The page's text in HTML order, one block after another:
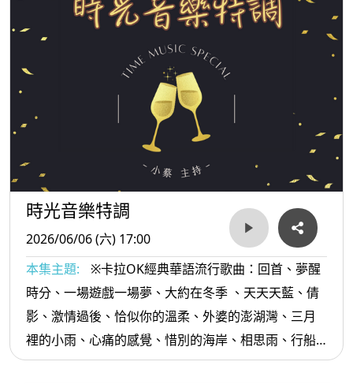
時光音樂特調
2026/06/06 (六) 17:00
本集主題:
※卡拉OK經典華語流行歌曲：回首、夢醒
時分、一場遊戲一場夢、大約在冬季 、天天天藍、倩
影、激情過後、恰似你的溫柔、外婆的澎湖灣、三月
裡的小雨、心痛的感覺、惜別的海岸、相思雨、行船
人的純情曲...等。